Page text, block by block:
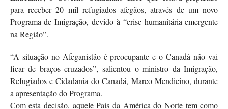
para receber 20 mil refugiados afegãos, através de um novo
Programa de Imigração, devido à “crise humanitária emergente
na Região”.
“A situação no Afeganistão é preocupante e o Canadá não vai
ficar de braços cruzados”, salientou o ministro da Imigração,
Refugiados e Cidadania do Canadá, Marco Mendicino, durante
a apresentação do Programa.
Com esta decisão, aquele País da América do Norte tem como